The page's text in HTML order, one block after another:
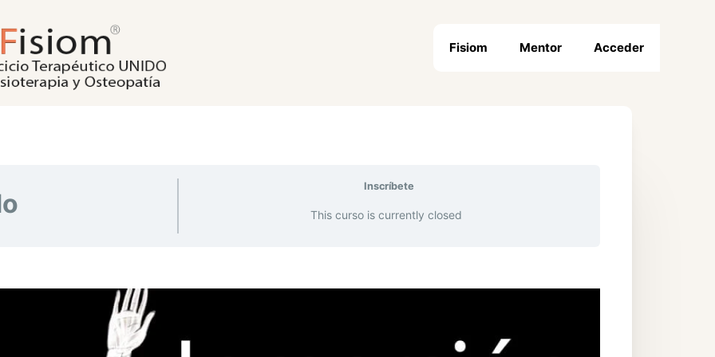
Fisiom Mentor Acceder
Inscríbete
This curso is currently closed